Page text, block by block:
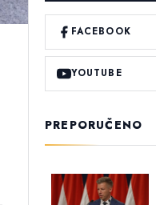
FACEBOOK
YOUTUBE
PREPORUČENO